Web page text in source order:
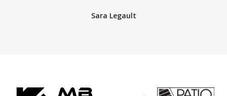
Sara Legault